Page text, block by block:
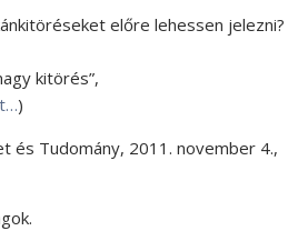
előre lehessen jelezni?
kitörés”,
)
és Tudomány, 2011. november 4.,